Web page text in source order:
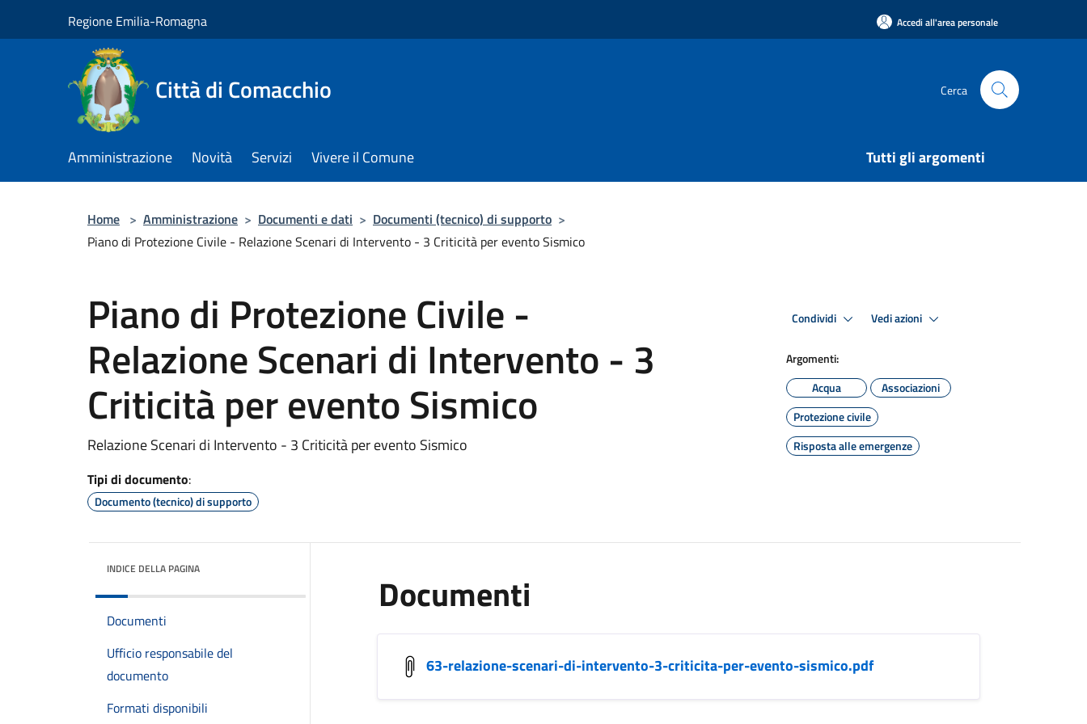
Regione Emilia-Romagna Accedi all'area personale
Città di Comacchio Cerca
Amministrazione Novità Servizi Vivere il Comune Tutti gli argomenti
Home > Amministrazione > Documenti e dati > Documenti (tecnico) di supporto >
Piano di Protezione Civile - Relazione Scenari di Intervento - 3 Criticità per evento Sismico
Piano di Protezione Civile -
Relazione Scenari di Intervento - 3
Criticità per evento Sismico
Relazione Scenari di Intervento - 3 Criticità per evento Sismico
Tipi di documento:
Documento (tecnico) di supporto
Condividi Vedi azioni
Argomenti:
Acqua
Associazioni
Protezione civile
Risposta alle emergenze
INDICE DELLA PAGINA
Documenti
Ufficio responsabile del
documento
Formati disponibili
Documenti
63-relazione-scenari-di-intervento-3-criticita-per-evento-sismico.pdf